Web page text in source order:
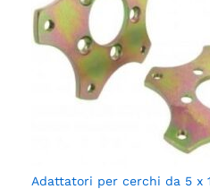
Adattatori per cerchi da 5 x